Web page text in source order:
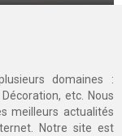
domaines :
etc. Nous
meilleurs actualités
Notre site est